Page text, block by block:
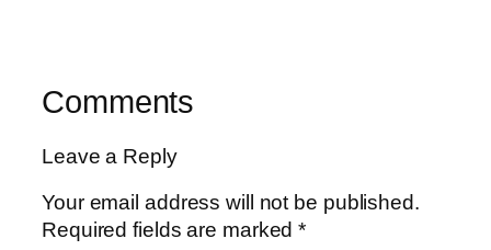
Comments
Leave a Reply
Your email address will not be published.
Required fields are marked*